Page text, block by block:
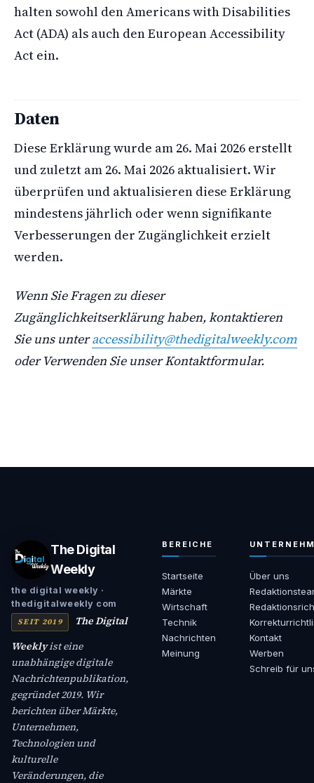
halten sowohl den Americans with Disabilities
Act (ADA) als auch den European Accessibility
Act ein.
Daten
Diese Erklärung wurde am 26. Mai 2026 erstellt
und zuletzt am 26. Mai 2026 aktualisiert. Wir
überprüfen und aktualisieren diese Erklärung
mindestens jährlich oder wenn signifikante
Verbesserungen der Zugänglichkeit erzielt
werden.
Wenn Sie Fragen zu dieser
Zugänglichkeitserklärung haben, kontaktieren
Sie uns unteraccessibility@thedigitalweekly.com
oder Verwenden Sie unser Kontaktformular.
The Digital
Weekly
the digital weekly ·
thedigitalweekly com
SEIT 2019
The Digital
Weeklyist eine
unabhängige digitale
Nachrichtenpublikation,
gegründet 2019. Wir
berichten über Märkte,
Unternehmen,
Technologien und
kulturelle
Veränderungen, die
BEREICHE
Startseite
Märkte
Wirtschaft
Technik
Nachrichten
Meinung
Über uns
Kontakt
Werben
Schreib für